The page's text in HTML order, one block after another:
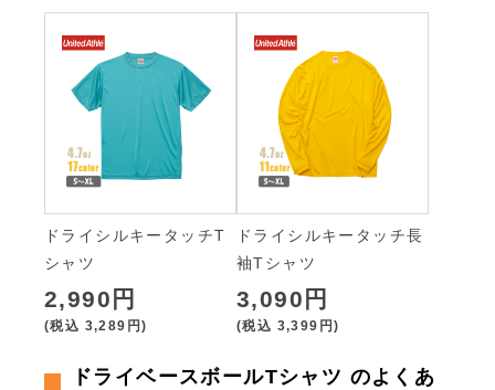
ドライシルキータッチT
シャツ
2,990円
(税込 3,289円)
ドライシルキータッチ長
袖Tシャツ
3,090円
(税込 3,399円)
ドライベースボールTシャツ のよくあ